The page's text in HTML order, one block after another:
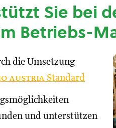
Sie bei
Betriebs-
die Umsetzung
austria Standard
und unterstützen